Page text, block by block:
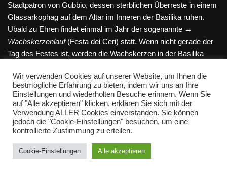
Stadtpatron von Gubbio, dessen sterblichen Überreste in einem
Glassarkophag auf dem Altar im Inneren der Basilika ruhen.
Ubald zu Ehren findet einmal im Jahr der sogenannte →
Wachskerzenlauf(Festa dei Ceri) statt. Wenn nicht gerade der
Tag des Festes ist, werden die Wachskerzen in der Basilika
sondern auch über die „Funivia Colle Eletto“, einer Art Seilbahn,
die aus Gondeln besteht, die einem Käfig gleichen, in denen
man stehend reisen muss. Die Bodenstation dieser Seilbahn
befindet sich Nahe der Kirche San Marziale (Flagge 9). Drehort
war die Basilika natürlich auch. In der Episode „Der Reisebus“
in „Geister der Vergangenheit“ spricht Don Matteo dort mit der
Wir verwenden Cookies auf unserer Website, um Ihnen die
bestmögliche Erfahrung zu bieten, indem wir uns an Ihre
Einstellungen und wiederholten Besuche erinnern. Wenn Sie
auf "Alle akzeptieren" klicken, erklären Sie sich mit der
Verwendung ALLER Cookies einverstanden. Sie können
jedoch die "Cookie-Einstellungen" besuchen, um eine
kontrollierte Zustimmung zu erteilen.
Cookie-Einstellungen Alle akzeptieren